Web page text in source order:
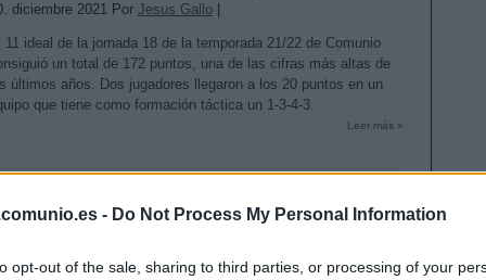
- Do Not Process My Personal Information
opt-out of the sale, sharing to third parties, or processing of your
diciembre 2021 Por Jesus Gallo
11 ideal de la jornada 18 de la temporada 21/22 de Comunio
un total de 172 puntos, una de las cifras más altas de
últimos años. Dos jugadores llegaron a los 20 puntos en un
que tiene como formación táctica un 1-3-4-3.
Leer más »
de compra jornada 18: cinco refuerzos a bajo
diciembre 2021 PorJesus Gallo|